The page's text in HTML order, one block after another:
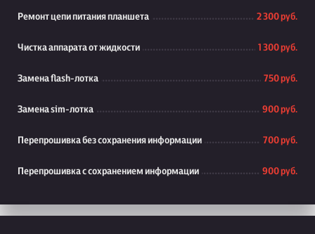
Ремонт цепи питания планшета 2 300 руб.
Чистка аппарата от жидкости 1 300 руб.
Замена flash-лотка 750 руб.
Замена sim-лотка 900 руб.
Перепрошивка без сохранения информации 700 руб.
Перепрошивка с сохранением информации 900 руб.